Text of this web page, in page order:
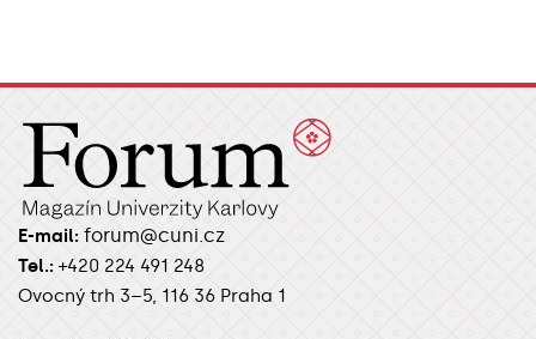
E-mail: forum@cuni.cz
Tel.: +420 224 491 248
Ovocný trh 3–5, 116 36 Praha 1